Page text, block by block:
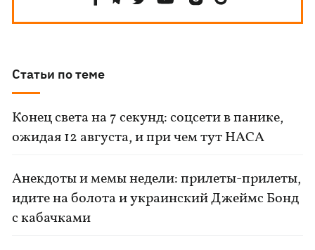
Статьи по теме
Конец света на 7 секунд: соцсети в панике,
ожидая 12 августа, и при чем тут НАСА
Анекдоты и мемы недели: прилеты-прилеты,
идите на болота и украинский Джеймс Бонд
с кабачками